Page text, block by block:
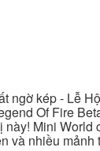
ngờ kép - Lễ
Of Fire
Mini World
và nhiều